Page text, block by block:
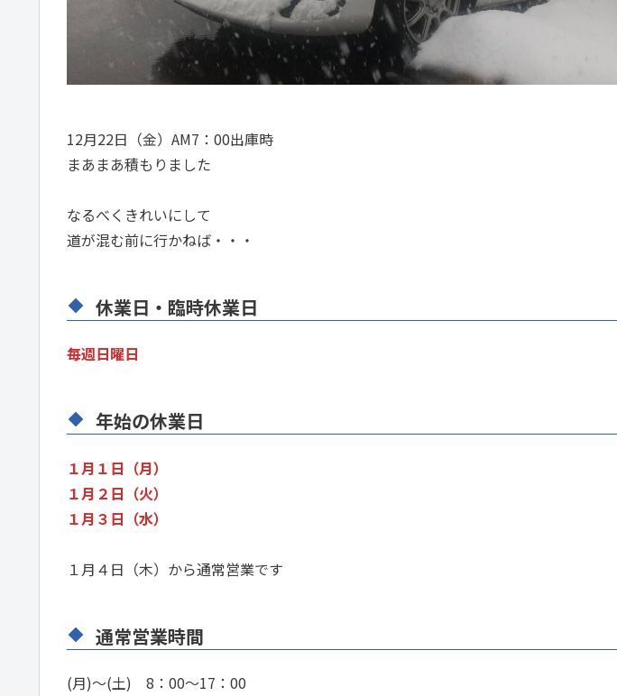
12月22日（金）AM7：00出庫時
まあまあ積もりました
なるべくきれいにして
道が混む前に行かねば・・・
休業日・臨時休業日
毎週日曜日
年始の休業日
１月１日（月）
１月２日（火）
１月３日（水）
１月４日（木）から通常営業です
通常営業時間
(月)～(土) 8：00～17：00